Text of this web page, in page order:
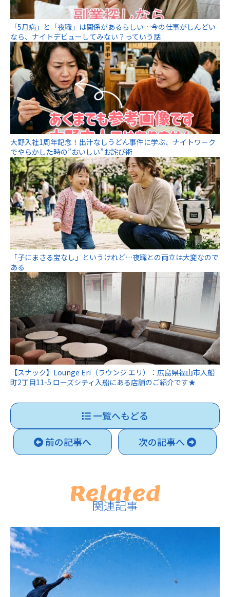
「5月病」と「夜職」は関係があるらしい…今の仕事がしんどい
なら、ナイトデビューしてみない？っていう話
大野入社1周年記念！出汁なしうどん事件に学ぶ、ナイトワーク
でやらかした時の”おいしい”お詫び術
「子にまさる宝なし」というけれど…夜職との両立は大変なので
ある
【スナック】Lounge Eri（ラウンジ エリ）：広島県福山市入船
町2丁目11-5 ローズシティ入船にある店舗のご紹介です★
一覧へもどる
前の記事へ
次の記事へ
Related
関連記事